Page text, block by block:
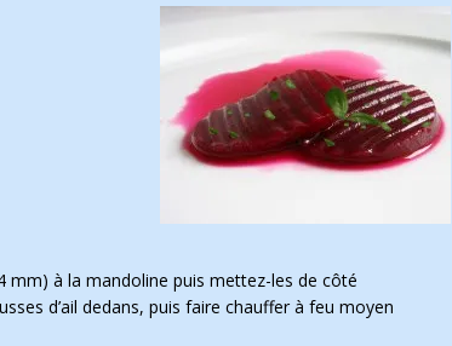
mm) à la mandoline puis mettez-les de côté
d’ail dedans, puis faire chauffer à feu moyen